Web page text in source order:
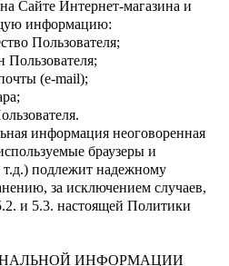
Сайте Интернет-магазина и
информацию:
Пользователя;
Пользователя;
(e-mail);
информация неоговоренная
браузеры и
подлежит надежному
за исключением случаев,
и 5.3. настоящей Политики
ИНФОРМАЦИИ